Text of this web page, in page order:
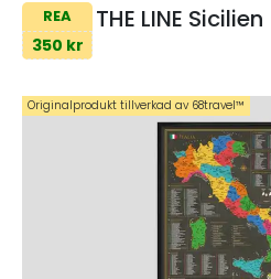
REA
350 kr
THE LINE Sicilien
Originalprodukt tillverkad av 68travel™️